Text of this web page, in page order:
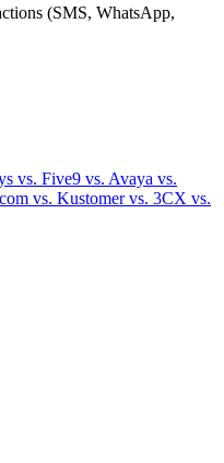
(SMS, WhatsApp,
vs. Five9 vs. Avaya vs.
vs. Kustomervs. 3CX vs.